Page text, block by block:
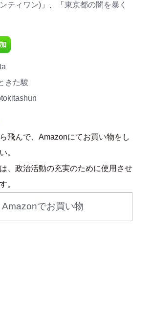
ティワン) 」、「 東京都の闇を暴く
きた駿
飛んで、Amazonにてお買い物をし
。
、政治活動の充実のために使用させ
。
Amazonでお買い物